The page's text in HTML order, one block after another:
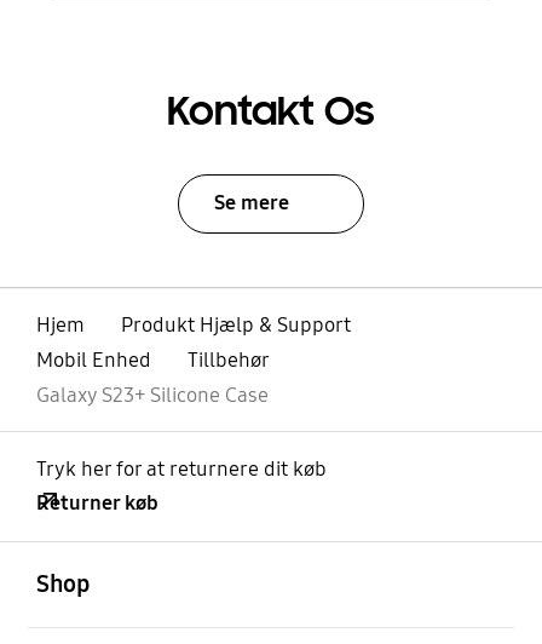
Kontakt Os
Se mere
Hjem
Produkt Hjælp & Support
Mobil Enhed
Tillbehør
Galaxy S23+ Silicone Case
Tryk her for at returnere dit køb
Returner køb
Shop